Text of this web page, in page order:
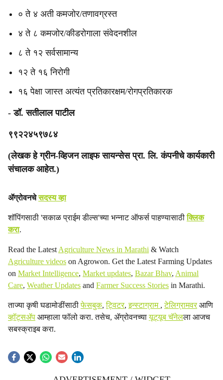
० ते ४ अती कमजोर/तणावग्रस्त
४ ते ८ कमजोर/कीडरोगाला संवेदनशील
८ ते १२ सर्वसामान्य
१२ ते १६ निरोगी
१६ पेक्षा जास्त अत्यंत प्रतिकारक्षम/रोगप्रतिकारक
- डॉ. सतीलाल पाटील
९९२२४५९७८४
(लेखक हे ग्रीन-व्हिजन लाइफ सायन्सेस प्रा. लि. कंपनीचे कार्यकारी
संचालक आहेत.)
ॲग्रोवनचेसदस्य व्हा
शॉपिंगसाठी 'सकाळ प्राईम डील्स'च्या भन्नाट ऑफर्स पाहण्यासाठीक्लिक
करा.
Read the Latest Agriculture News in Marathi & Watch
Agriculture videos on Agrowon. Get the Latest Farming Updates
on Market Intelligence, Market updates, Bazar Bhav, Animal
Care, Weather Updates and Farmer Success Stories in Marathi.
ताज्या कृषी घडामोडींसाठीफेसबुक,ट्विटर,इन्स्टाग्राम ,टेलिग्रामवरआणि
व्हॉट्सॲप आम्हाला फॉलो करा. तसेच, ॲग्रोवनच्यायूट्यूब चॅनेलला आजच
सबस्क्राइब करा.